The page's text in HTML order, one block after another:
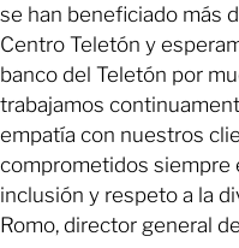
se han beneficiado más
Centro Teletón y
banco del Teletón por
trabajamos
empatía con nuestros
comprometidos siempre
inclusión y respeto a la
Romo, director general